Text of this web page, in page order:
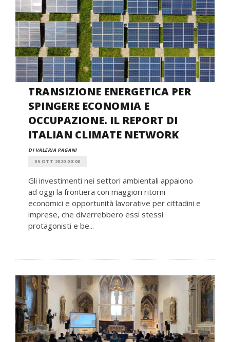
TRANSIZIONE ENERGETICA PER
SPINGERE ECONOMIA E
OCCUPAZIONE. IL REPORT DI
ITALIAN CLIMATE NETWORK
DI VALERIA PAGANI
05 OTT 2020 00:00
Gli investimenti nei settori ambientali appaiono
ad oggi la frontiera con maggiori ritorni
economici e opportunità lavorative per cittadini e
imprese, che diverrebbero essi stessi
protagonisti e be...